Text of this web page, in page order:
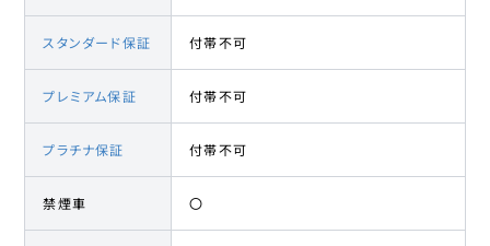
スタンダード保証 付帯不可
プレミアム保証 付帯不可
プラチナ保証 付帯不可
禁煙車 〇